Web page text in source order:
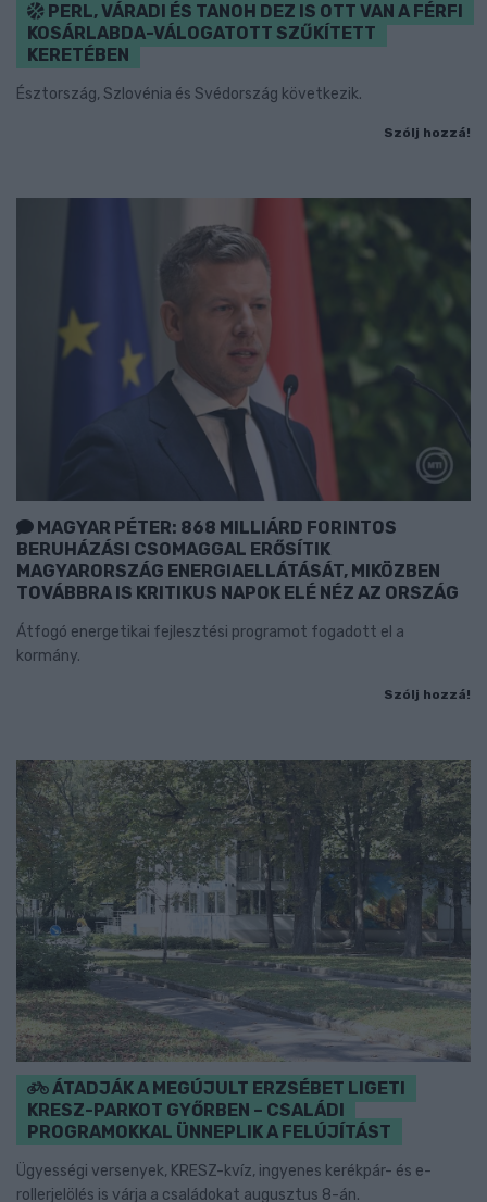
PERL, VÁRADI ÉS TANOH DEZ IS OTT VAN A FÉRFI
KOSÁRLABDA-VÁLOGATOTT SZŰKÍTETT
KERETÉBEN
Észtország, Szlovénia és Svédország következik.
Szólj hozzá!
MAGYAR PÉTER: 868 MILLIÁRD FORINTOS
BERUHÁZÁSI CSOMAGGAL ERŐSÍTIK
MAGYARORSZÁG ENERGIAELLÁTÁSÁT, MIKÖZBEN
TOVÁBBRA IS KRITIKUS NAPOK ELÉ NÉZ AZ ORSZÁG
Átfogó energetikai fejlesztési programot fogadott el a
kormány.
Szólj hozzá!
ÁTADJÁK A MEGÚJULT ERZSÉBET LIGETI
KRESZ-PARKOT GYŐRBEN – CSALÁDI
PROGRAMOKKAL ÜNNEPLIK A FELÚJÍTÁST
Ügyességi versenyek, KRESZ-kvíz, ingyenes kerékpár- és e-
rollerjelölés is várja a családokat augusztus 8-án.